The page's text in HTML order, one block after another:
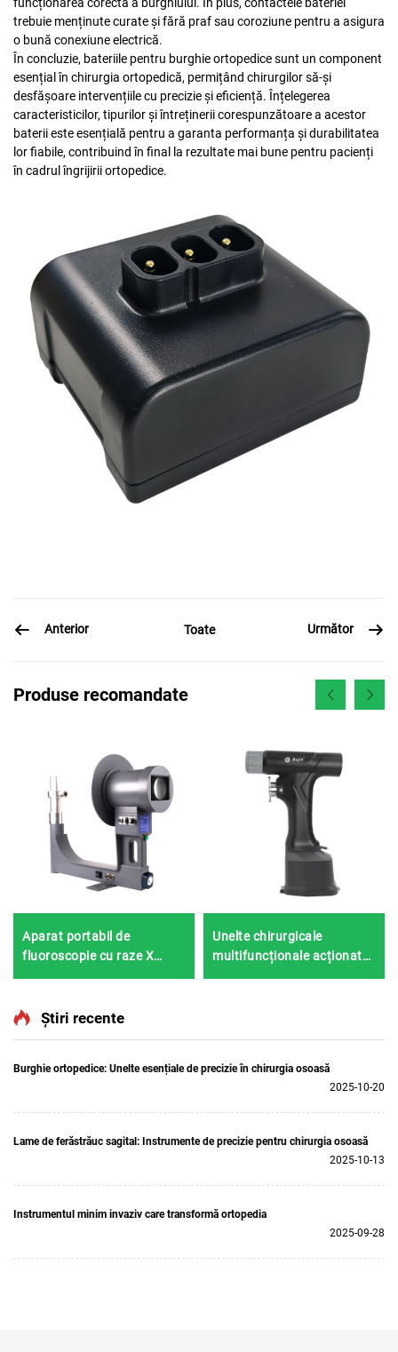
trebuie menținute curate și fără praf sau coroziune pentru a asigura
o bună conexiune electrică.
În concluzie, bateriile pentru burghie ortopedice sunt un component
esențial în chirurgia ortopedică, permițând chirurgilor să-și
desfășoare intervențiile cu precizie și eficiență. Înțelegerea
caracteristicilor, tipurilor și întreținerii corespunzătoare a acestor
baterii este esențială pentru a garanta performanța și durabilitatea
lor fiabile, contribuind în final la rezultate mai bune pentru pacienți
în cadrul îngrijirii ortopedice.
Anterior Toate Următor
Produse recomandate
Aparat portabil de
fluoroscopie cu raze X
Unelte chirurgicale
multifuncționale acționate
Știri recente
Burghie ortopedice: Unelte esențiale de precizie în chirurgia osoasă
2025-10-20
Lame de ferăstrăuc sagital: Instrumente de precizie pentru chirurgia osoasă
2025-10-13
Instrumentul minim invaziv care transformă ortopedia
2025-09-28